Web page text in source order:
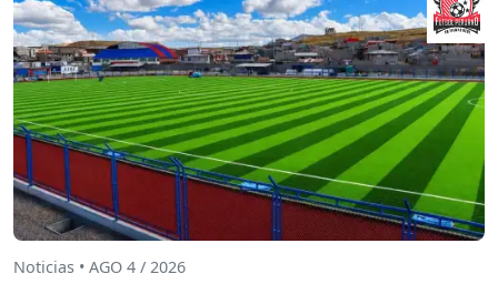
Noticias • AGO 4 / 2026